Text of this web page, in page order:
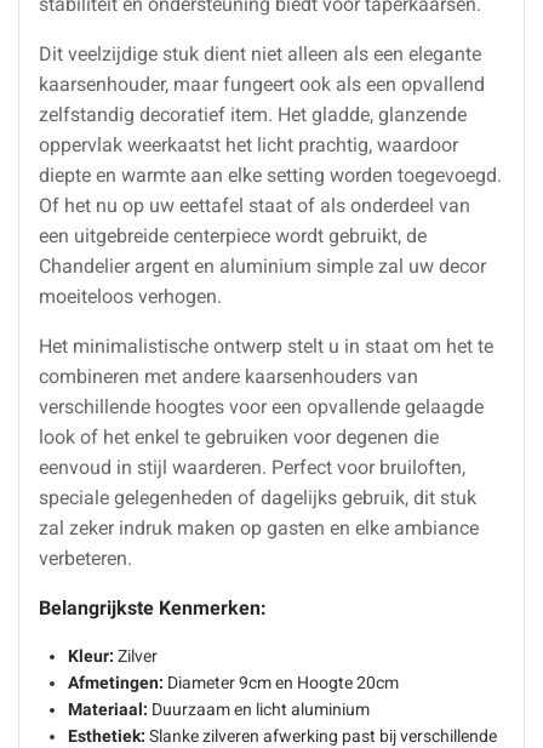
Dit veelzijdige stuk dient niet alleen als een elegante
kaarsenhouder, maar fungeert ook als een opvallend
zelfstandig decoratief item. Het gladde, glanzende
oppervlak weerkaatst het licht prachtig, waardoor
diepte en warmte aan elke setting worden toegevoegd.
Of het nu op uw eettafel staat of als onderdeel van
een uitgebreide centerpiece wordt gebruikt, de
Chandelier argent en aluminium simple zal uw decor
moeiteloos verhogen.
Het minimalistische ontwerp stelt u in staat om het te
combineren met andere kaarsenhouders van
verschillende hoogtes voor een opvallende gelaagde
look of het enkel te gebruiken voor degenen die
eenvoud in stijl waarderen. Perfect voor bruiloften,
speciale gelegenheden of dagelijks gebruik, dit stuk
zal zeker indruk maken op gasten en elke ambiance
verbeteren.
Belangrijkste Kenmerken:
Kleur: Zilver
Afmetingen: Diameter 9cm en Hoogte 20cm
Materiaal: Duurzaam en licht aluminium
Esthetiek: Slanke zilveren afwerking past bij verschillende